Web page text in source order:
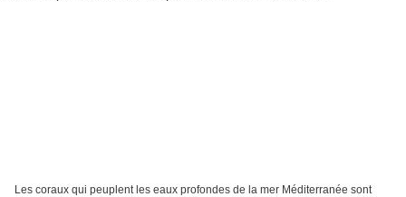
Les coraux qui peuplent les eaux profondes de la mer Méditerranée sont